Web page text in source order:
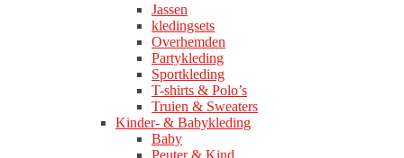
Jassen
kledingsets
Overhemden
Partykleding
Sportkleding
T-shirts & Polo’s
Truien & Sweaters
Kinder- & Babykleding
Baby
Peuter & Kind